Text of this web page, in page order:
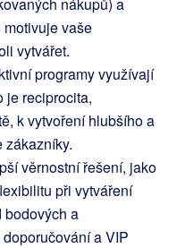
vaše
vytvářet.
programy využívají
je reciprocita,
k vytvoření hlubšího a
zákazníky.
věrnostní řešení, jako
při vytváření
bodových a
a VIP